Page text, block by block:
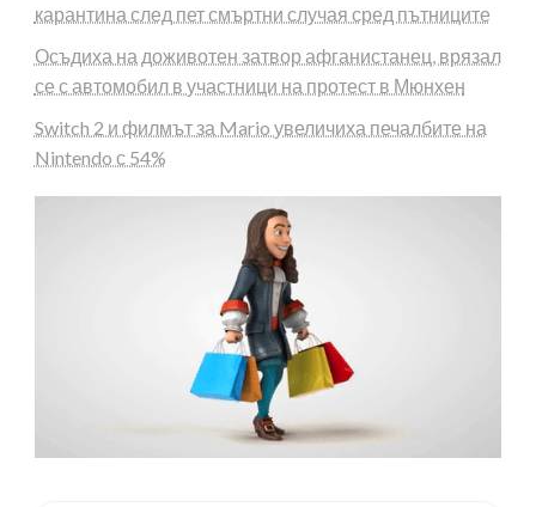
карантина след пет смъртни случая сред пътниците
Осъдиха на доживотен затвор афганистанец, врязал
се с автомобил в участници на протест в Мюнхен
Switch 2 и филмът за Mario увеличиха печалбите на
Nintendo с 54%